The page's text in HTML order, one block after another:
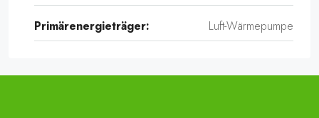
Primärenergieträger: Luft-Wärmepumpe